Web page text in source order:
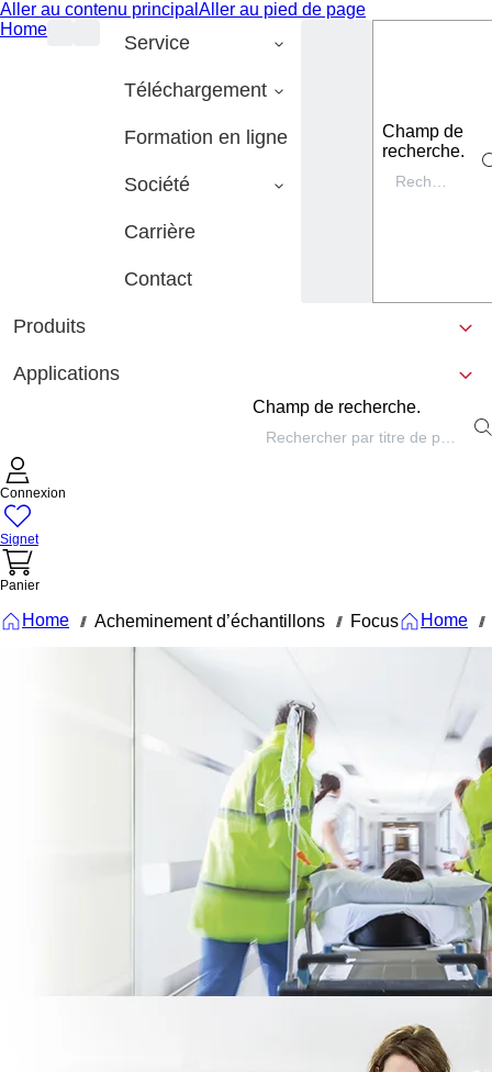
Aller au contenu principal Aller au pied de page
Home
Service
Téléchargement
Formation en ligne
Société
Carrière
Contact
Champ de
recherche.
Produits
Applications
Champ de recherche.
Connexion
Signet
Panier
Home /// Acheminement d’échantillons /// Focus Home ///